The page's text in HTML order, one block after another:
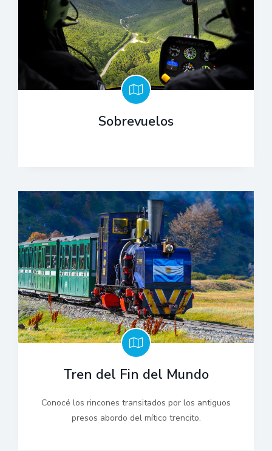
Sobrevuelos
Tren del Fin del Mundo
Conocé los rincones transitados por los antiguos
presos abordo del mítico trencito.